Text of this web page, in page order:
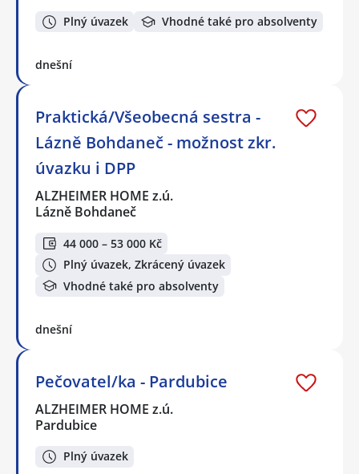
Plný úvazek Vhodné také pro absolventy
dnešní
Praktická/Všeobecná sestra -
Lázně Bohdaneč - možnost zkr.
úvazku i DPP
ALZHEIMER HOME z.ú.
Lázně Bohdaneč
44 000 – 53 000 Kč
Plný úvazek, Zkrácený úvazek
Vhodné také pro absolventy
dnešní
Pečovatel/ka - Pardubice
ALZHEIMER HOME z.ú.
Pardubice
Plný úvazek